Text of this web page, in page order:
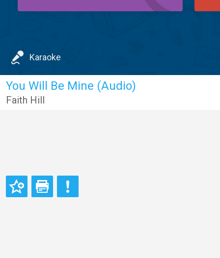
Karaoke
You Will Be Mine (Audio)
Faith Hill